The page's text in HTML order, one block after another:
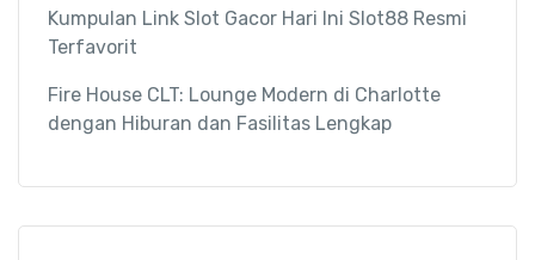
Kumpulan Link Slot Gacor Hari Ini Slot88 Resmi
Terfavorit
Fire House CLT: Lounge Modern di Charlotte
dengan Hiburan dan Fasilitas Lengkap